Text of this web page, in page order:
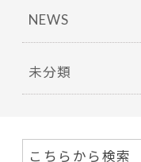
NEWS
未分類